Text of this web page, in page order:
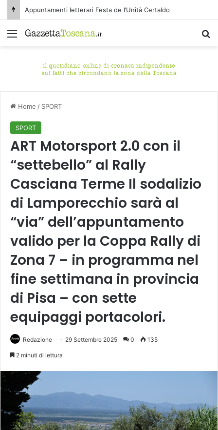
Appuntamenti letterari Festa de l’Unità Certaldo
Menu
Home / SPORT
SPORT
ART Motorsport 2.0 con il
“settebello” al Rally
Casciana Terme Il sodalizio
di Lamporecchio sarà al
“via” dell’appuntamento
valido per la Coppa Rally di
Zona 7 – in programma nel
fine settimana in provincia
di Pisa – con sette
equipaggi portacolori.
Redazione 29 Settembre 2025 0 135
2 minuti di lettura